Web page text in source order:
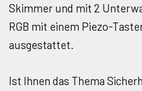
Skimmer und mit 2
RGB mit einem Piezo-
ausgestattet.
Ist Ihnen das Thema